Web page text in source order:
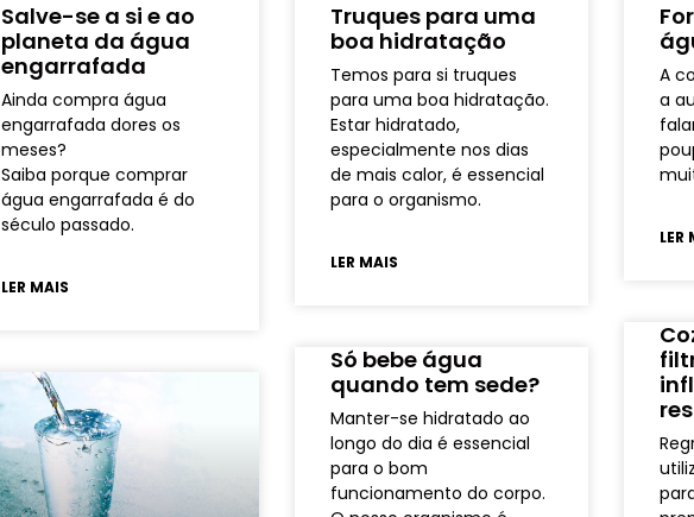
Salve-se a si e ao
planeta da água
engarrafada
Ainda compra água
engarrafada dores os
meses?
Saiba porque comprar
água engarrafada é do
século passado.
LER MAIS
Truques para uma
boa hidratação
Temos para si truques
para uma boa hidratação.
Estar hidratado,
especialmente nos dias
de mais calor, é essencial
para o organismo.
LER MAIS
A
a
LER
Só bebe água
quando tem sede?
Manter-se hidratado ao
longo do dia é essencial
para o bom
funcionamento do corpo.